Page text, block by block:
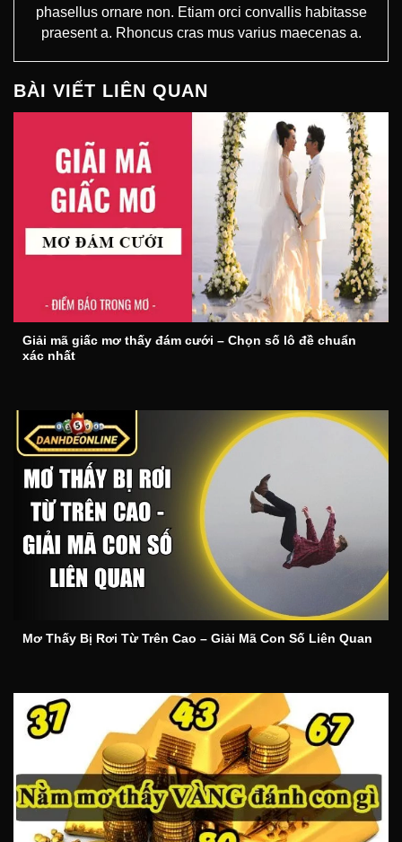
phasellus ornare non. Etiam orci convallis habitasse
praesent a. Rhoncus cras mus varius maecenas a.
BÀI VIẾT LIÊN QUAN
Giải mã giấc mơ thấy đám cưới – Chọn số lô đề chuẩn
xác nhất
Mơ Thấy Bị Rơi Từ Trên Cao – Giải Mã Con Số Liên Quan